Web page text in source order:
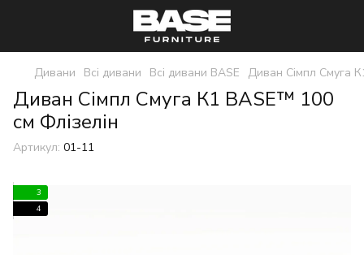
Дивани Всі дивани Всі дивани BASE Диван Сімпл Смуга
Диван Сімпл Смуга К1 BASE™ 100
см Флізелін
Артикул: 01-11
3
4